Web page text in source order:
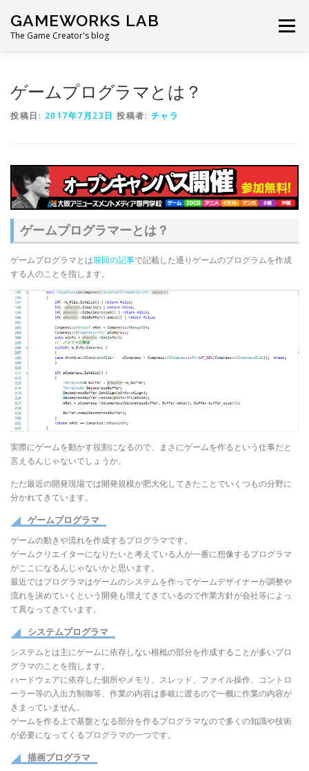
GAMEWORKS LAB
The Game Creator's blog
メニュー
ゲームプログラマとは？
投稿日: 2017年7月23日 投稿者: チャラ
ゲームプログラマーとは？
ゲームプログラマとは前回の記事で記載した通りゲームのプログラムを作成
する人のことを指します。
実際にゲームを動かす役割になるので、まさにゲームを作るという仕事だと
言えるんじゃないでしょうか。
ただ最近の開発現場では開発規模が肥大化してきたことでいくつもの分野に
分かれてきています。
ゲームプログラマ
ゲームの動きや流れを作成するプログラマです。
ゲームクリエイターになりたいと考えている人が一番に想像するプログラマ
がここになるんじゃないかと思います。
最近ではプログラマはゲームのシステムを作ってゲームデザイナーが調整や
流れを決めていくという開発も増えてきているので作業方針が会社等によっ
て異なってきています。
システムプログラマ
システムとは主にゲームに依存しない根柢の部分を作成することが多いプロ
グラマのことを指します。
ハードウェアに依存した個所やメモリ、スレッド、ファイル操作、コントロ
ーラー等の入出力制御等、作業の内容は多岐に渡るので一概に作業の内容が
きまっていません。
ゲームを作る上で基盤となる部分を作るプログラマなので多くの知識や技術
が必要になってくるプログラマの一つです。
描画プログラマ